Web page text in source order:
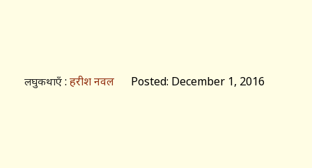
लघुकथाएँ : हरीश नवल Posted: December 1, 2016